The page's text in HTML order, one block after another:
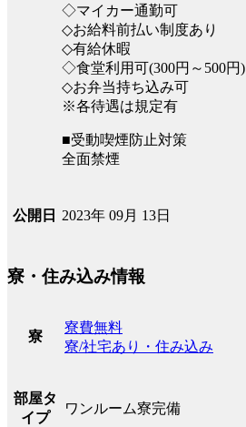
◇マイカー通勤可
◇お給料前払い制度あり
◇有給休暇
◇食堂利用可(300円～500円)
◇お弁当持ち込み可
※各待遇は規定有
■受動喫煙防止対策
全面禁煙
公開日 2023年 09月 13日
寮・住み込み情報
寮
寮費無料
寮/社宅あり・住み込み
部屋タ
イプ
ワンルーム寮完備